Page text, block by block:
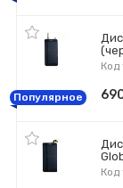
Код
Популярное
Код